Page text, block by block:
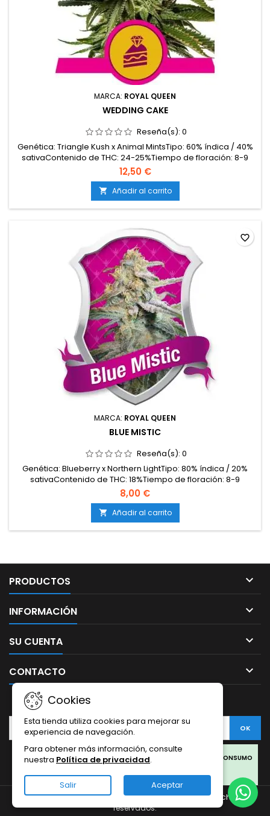
MARCA: ROYAL QUEEN
WEDDING CAKE
Reseña(s): 0
Genética: Triangle Kush x Animal MintsTipo: 60% índica / 40%
sativaContenido de THC: 24-25%Tiempo de floración: 8-9
semanasProducción en interior: 500-600 g/m²Producción en
exterior: hasta 650 g/plantaAltura: 80-120 cm en interior;
hasta 200 cm en exteriorAromas y sabores: Dulces y
cremosos (vainilla, repostería) con fondo terroso,...
12,50 €
 Añadir al carrito
MARCA: ROYAL QUEEN
BLUE MISTIC
Reseña(s): 0
Genética: Blueberry x Northern LightTipo: 80% índica / 20%
sativaContenido de THC: 18%Tiempo de floración: 8-9
semanasProducción en interior: 375-425 g/m²Producción en
exterior: 400-450 g/plantaAltura: 70-120 cm en interior; hasta
200 cm en exteriorAromas y sabores: Dulces y afrutados
(arándanos, frutos del bosque), con fondo...
8,00 €
 Añadir al carrito
favorite_border
PRODUCTOS 
INFORMACIÓN 
SU CUENTA 
CONTACTO 
Cookies
Esta tienda utiliza cookies para mejorar su
experiencia de navegación.
Para obtener más información, consulte
nuestra Política de privacidad.
Salir Aceptar
Facebook
Twitter
Rss LinkedIn
LOS PRODUCTOS SON SOLO PARA COLECCIONISMO Y NO PARA CONSUMO
HUMANO.
LOS PRODUCTOS DE CBD OFERTADOS EN ESTA WEB PROVIENEN DEL
© Copyright 2026 Sativa Grow Shop. Todos los derechos
reservados.